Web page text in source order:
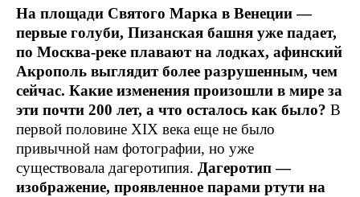
На площади Святого Марка в Венеции —
первые голуби, Пизанская башня уже падает,
по Москва-реке плавают на лодках, афинский
Акрополь выглядит более разрушенным, чем
сейчас. Какие изменения произошли в мире за
эти почти 200 лет, а что осталось как было? В
первой половине XIX века еще не было
привычной нам фотографии, но уже
существовала дагеротипия. Дагеротип —
изображение, проявленное парами ртути на